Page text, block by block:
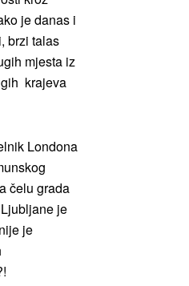
je danas i
brzi talas
mjesta iz
krajeva
Londona
čelu grada
je
je